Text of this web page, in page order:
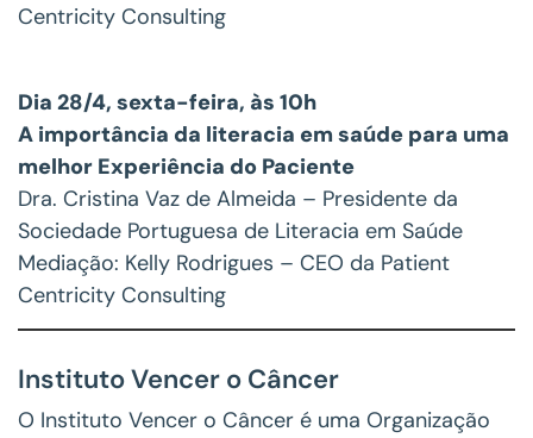
Centricity Consulting
Dia 28/4, sexta-feira, às 10h
A importância da literacia em saúde para uma
melhor Experiência do Paciente
Dra. Cristina Vaz de Almeida – Presidente da
Sociedade Portuguesa de Literacia em Saúde
Mediação: Kelly Rodrigues – CEO da Patient
Centricity Consulting
Instituto Vencer o Câncer
O Instituto Vencer o Câncer é uma Organização